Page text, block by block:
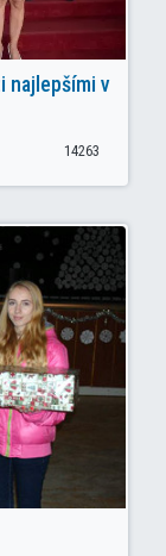
najlepšími v
14263